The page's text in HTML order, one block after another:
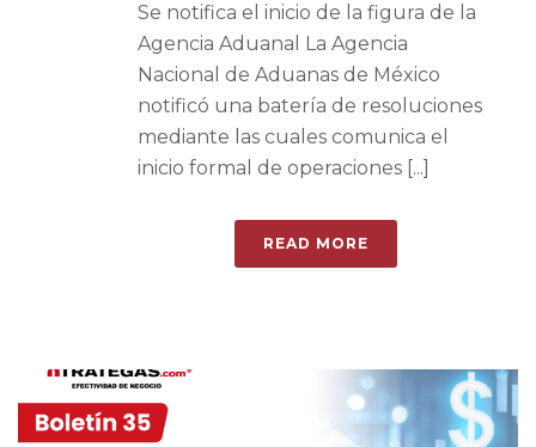
Se notifica el inicio de la figura de la
Agencia Aduanal La Agencia
Nacional de Aduanas de México
notificó una batería de resoluciones
mediante las cuales comunica el
inicio formal de operaciones [...]
READ MORE